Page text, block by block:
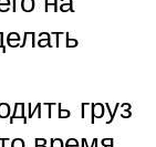
груз